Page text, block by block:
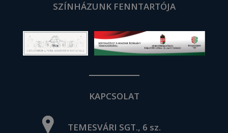
SZÍNHÁZUNK FENNTARTÓJA
KAPCSOLAT
TEMESVÁRI SGT., 6 sz.